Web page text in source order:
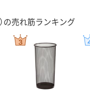
の売れ筋ランキング